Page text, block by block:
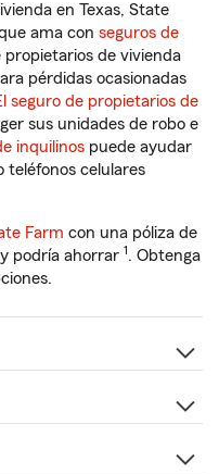
en Texas, State
ama con seguros de
propietarios de vivienda
pérdidas ocasionadas
seguro de propietarios de
sus unidades de robo e
inquilinos puede ayudar
teléfonos celulares
Farm con una póliza de
podría ahorrar 1. Obtenga